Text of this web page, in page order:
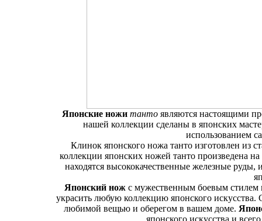
Японские ножи тантоявляются настоящими
нашей коллекции сделаны в японских
использованием
Клинок японского ножа танто изготовлен из
коллекции японских ножей танто произведена
находятся высококачественные железные руды,
Японский нож с мужественным боевым стилем
украсить любую коллекцию японского
любимой вещью и оберегом в вашем доме.
японского искусства и